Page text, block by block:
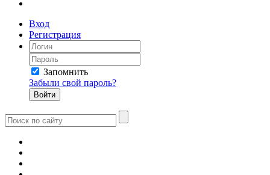
Вход
Регистрация
Запомнить
Забыли свой пароль?